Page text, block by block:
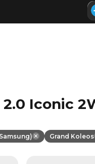
Iconic
Grand Koleos